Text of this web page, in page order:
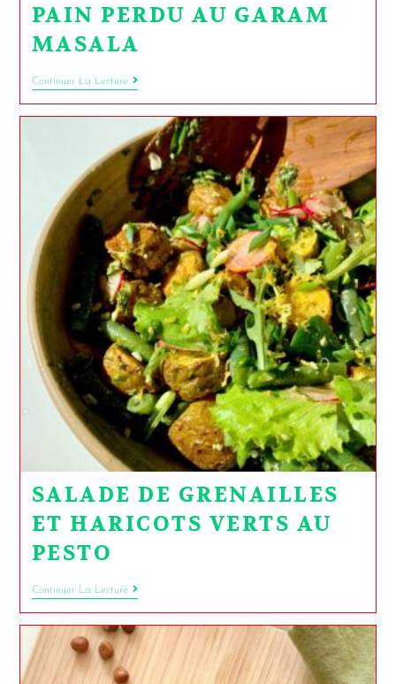
PAIN PERDU AU GARAM
MASALA
Continuer La Lecture
SALADE DE GRENAILLES
ET HARICOTS VERTS AU
PESTO
Continuer La Lecture